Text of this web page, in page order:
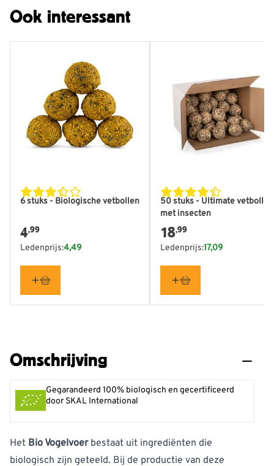
Ook interessant
6 stuks - Biologische vetbollen
4,99
Ledenprijs:4,49
50 stuks - Ultimate vetbollen
met insecten
18,99
Ledenprijs:17,09
Omschrijving
Gegarandeerd 100% biologisch en gecertificeerd
door SKAL International
Het Bio Vogelvoerbestaat uit ingrediënten die
biologisch zijn geteeld. Bij de productie van deze